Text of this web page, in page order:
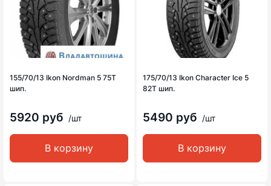
155/70/13 Ikon Nordman 5 75T
шип.
5920 руб /шт
В корзину
175/70/13 Ikon Character Ice 5
82T шип.
5490 руб /шт
В корзину